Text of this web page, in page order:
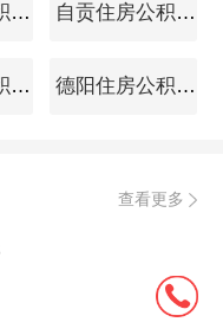
忻州住房公积金查询 自贡住房公积金查询
毕节住房公积金查询 德阳住房公积金查询
查看更多